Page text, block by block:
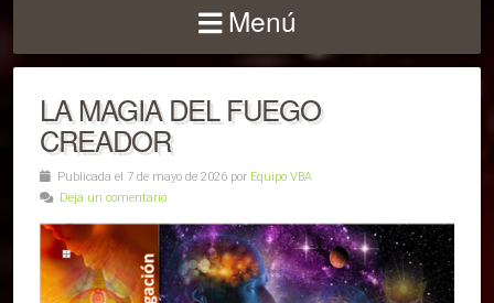
Menú
LA MAGIA DEL FUEGO
CREADOR
Publicada el 7 de mayo de 2026 por Equipo VBA
Deja un comentario